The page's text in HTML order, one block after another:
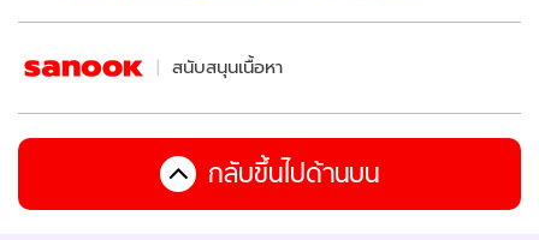
สนับสนุนเนื้อหา
กลับขึ้นไปด้านบน